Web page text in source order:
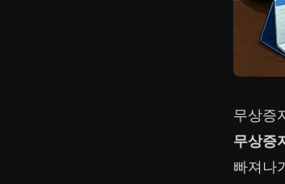
무상증
무상증
빠져나